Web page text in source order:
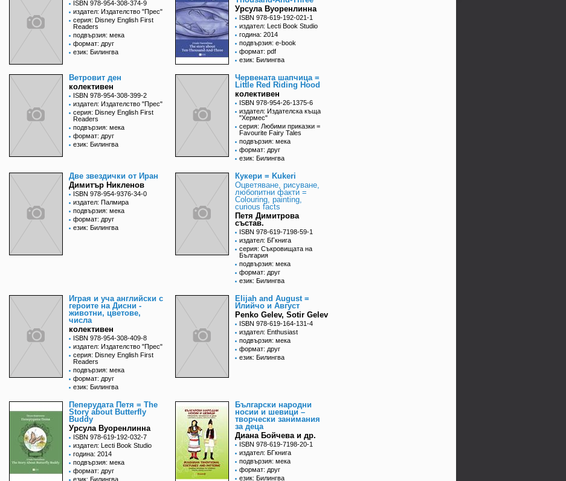
ISBN 978-954-308-374-9
издател: Издателство "Прес"
серия: Disney English First
Readers
подвързия: мека
формат: друг
език: Билингва
Урсула Вуоренлинна
ISBN 978-619-192-021-1
издател: Lecti Book Studio
година: 2014
подвързия: e-book
формат: pdf
език: Билингва
Ветровит ден
колективен
ISBN 978-954-308-399-2
издател: Издателство "Прес"
серия: Disney English First
Readers
подвързия: мека
формат: друг
език: Билингва
Червената шапчица =
Little Red Riding Hood
колективен
ISBN 978-954-26-1375-6
издател: Издателска къща
"Хермес"
серия: Любими приказки =
Favourite Fairy Tales
подвързия: мека
формат: друг
език: Билингва
Две звездички от Иран
Димитър Никленов
ISBN 978-954-9376-34-0
издател: Палмира
подвързия: мека
формат: друг
език: Билингва
Кукери = Kukeri
Оцветяване, рисуване,
любопитни факти =
Colouring, painting,
curious facts
Петя Димитрова
състав.
ISBN 978-619-7198-59-1
издател: БГкнига
серия: Съкровищата на
България
подвързия: мека
формат: друг
език: Билингва
Играя и уча английски с
героите на Дисни -
животни, цветове,
числа
колективен
ISBN 978-954-308-409-8
издател: Издателство "Прес"
серия: Disney English First
Readers
подвързия: мека
формат: друг
език: Билингва
Elijah and August =
Илийчо и Август
Penko Gelev, Sotir Gelev
ISBN 978-619-164-131-4
издател: Enthusiast
подвързия: мека
формат: друг
език: Билингва
Пеперудата Петя = The
Story about Butterfly
Buddy
Урсула Вуоренлинна
ISBN 978-619-192-032-7
издател: Lecti Book Studio
година: 2014
подвързия: мека
формат: друг
език: Билингва
Български народни
носии и шевици –
творчески занимания
за деца
Диана Бойчева и др.
ISBN 978-619-7198-20-1
издател: БГкнига
подвързия: мека
формат: друг
език: Билингва